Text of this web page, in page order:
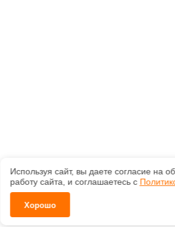
Используя сайт, вы даете согласие на
работу сайта, и соглашаетесь с
Хорошо